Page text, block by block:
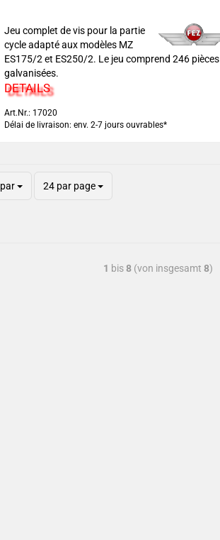
Jeu complet de vis pour la partie
cycle adapté aux modèles MZ
ES175/2 et ES250/2. Le jeu comprend 246 pièces
galvanisées.
DETAILS
Art.Nr.: 17020
Délai de livraison: env. 2-7 jours ouvrables*
24 par page
1 bis8(von insgesamt 8)